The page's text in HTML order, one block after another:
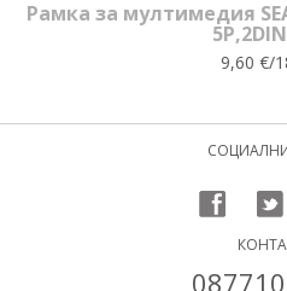
Рамка за мултимедия
9,60 €/